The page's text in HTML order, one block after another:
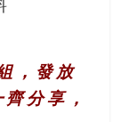
，發放
分享，